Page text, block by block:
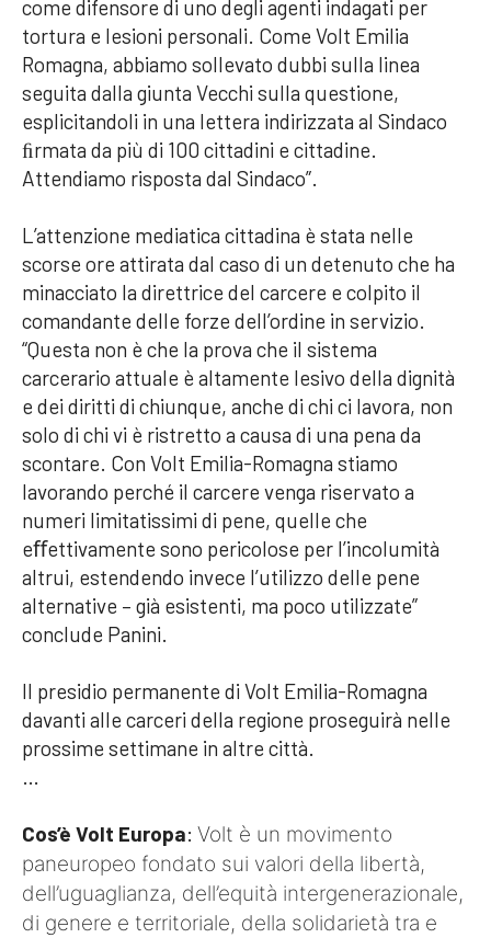
come difensore di uno degli agenti indagati per
tortura e lesioni personali. Come Volt Emilia
Romagna, abbiamo sollevato dubbi sulla linea
seguita dalla giunta Vecchi sulla questione,
esplicitandoli in una lettera indirizzata al Sindaco
ﬁrmata da più di 100 cittadini e cittadine.
Attendiamo risposta dal Sindaco”.
L’attenzione mediatica cittadina è stata nelle
scorse ore attirata dal caso di un detenuto che ha
minacciato la direttrice del carcere e colpito il
comandante delle forze dell’ordine in servizio.
“Questa non è che la prova che il sistema
carcerario attuale è altamente lesivo della dignità
e dei diritti di chiunque, anche di chi ci lavora, non
solo di chi vi è ristretto a causa di una pena da
scontare. Con Volt Emilia-Romagna stiamo
lavorando perché il carcere venga riservato a
numeri limitatissimi di pene, quelle che
eﬀettivamente sono pericolose per l’incolumità
altrui, estendendo invece l’utilizzo delle pene
alternative – già esistenti, ma poco utilizzate”
conclude Panini.
Il presidio permanente di Volt Emilia-Romagna
davanti alle carceri della regione proseguirà nelle
prossime settimane in altre città.
…
Cos’è Volt Europa: Volt è un movimento
paneuropeo fondato sui valori della libertà,
dell’uguaglianza, dell’equità intergenerazionale,
di genere e territoriale, della solidarietà tra e